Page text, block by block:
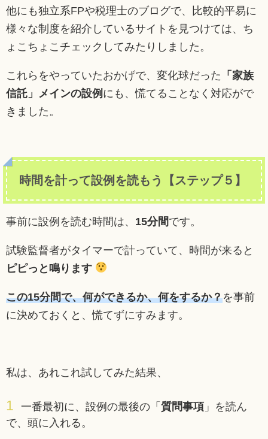
他にも独立系FPや税理士のブログで、比較的平易に
様々な制度を紹介しているサイトを見つけては、ち
ょこちょこチェックしてみたりしました。
これらをやっていたおかげで、変化球だった 「家族
信託」メインの設例 にも、慌てることなく対応がで
きました。
時間を計って設例を読もう【ステップ５】
事前に設例を読む時間は、 15分間です。
試験監督者がタイマーで計っていて、時間が来ると
ピピっと鳴ります
この15分間で、何ができるか、何をするか？を事前
に決めておくと、慌てずにすみます。
私は、あれこれ試してみた結果、
一番最初に、設例の最後の「 質問事項」を読ん
で、頭に入れる。